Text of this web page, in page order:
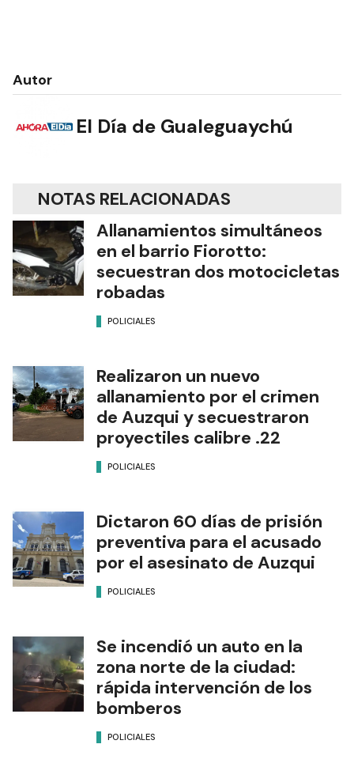
Autor
El Día de Gualeguaychú
NOTAS RELACIONADAS
Allanamientos simultáneos
en el barrio Fiorotto:
secuestran dos motocicletas
robadas
POLICIALES
Realizaron un nuevo
allanamiento por el crimen
de Auzqui y secuestraron
proyectiles calibre .22
POLICIALES
Dictaron 60 días de prisión
preventiva para el acusado
por el asesinato de Auzqui
POLICIALES
Se incendió un auto en la
zona norte de la ciudad:
rápida intervención de los
bomberos
POLICIALES